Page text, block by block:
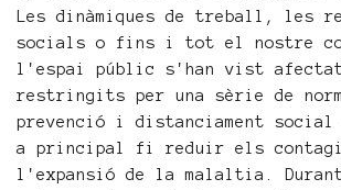
Les dinàmiques de treball, les
socials o fins i tot el nostre
l'espai públic s'han vist
restringits per una sèrie de
prevenció i distanciament social
a principal fi reduir els
l'expansió de la malaltia.